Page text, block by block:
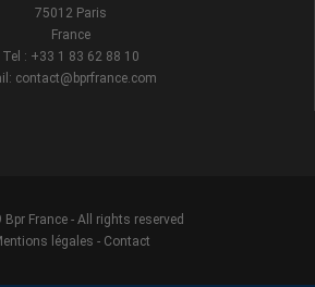
75012 Paris
France
Tel : +33 1 83 62 88 10
contact@bprfrance.com
France - All rights reserved
légales - Contact